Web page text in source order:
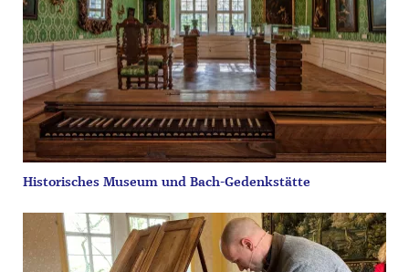
Historisches Museum und Bach-Gedenkstätte